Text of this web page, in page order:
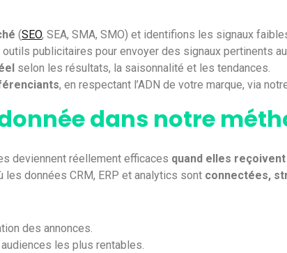
(SEO, SEA, SMA, SMO) et identifions les signaux
outils publicitaires pour envoyer des signaux pertinents
selon les résultats, la saisonnalité et les tendances.
, en respectant l’ADN de votre marque, via
dans notre
deviennent réellement efficaces quand elles
données CRM, ERP et analytics sont connectées,
des annonces.
les plus rentables.